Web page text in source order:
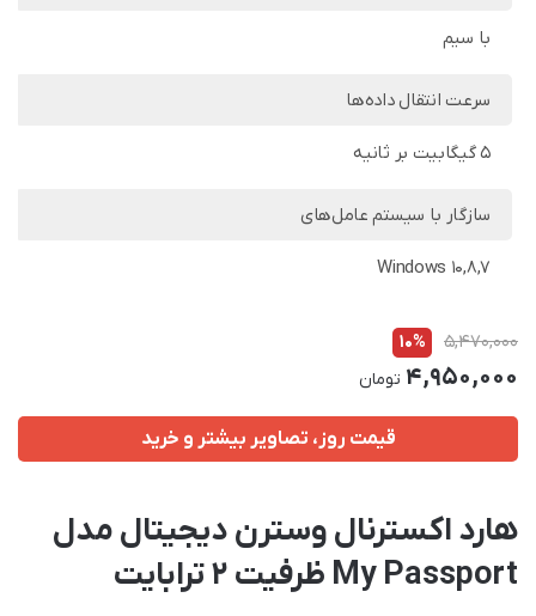
با سیم
سرعت انتقال داده‌ها
5 گیگابیت بر ثانیه
سازگار با سیستم‌ عامل‌های
Windows 10,8,7
5,470,000
10%
4,950,000 تومان
قیمت روز، تصاویر بیشتر و خرید
هارد اکسترنال وسترن دیجیتال مدل
My Passport ظرفیت 2 ترابایت